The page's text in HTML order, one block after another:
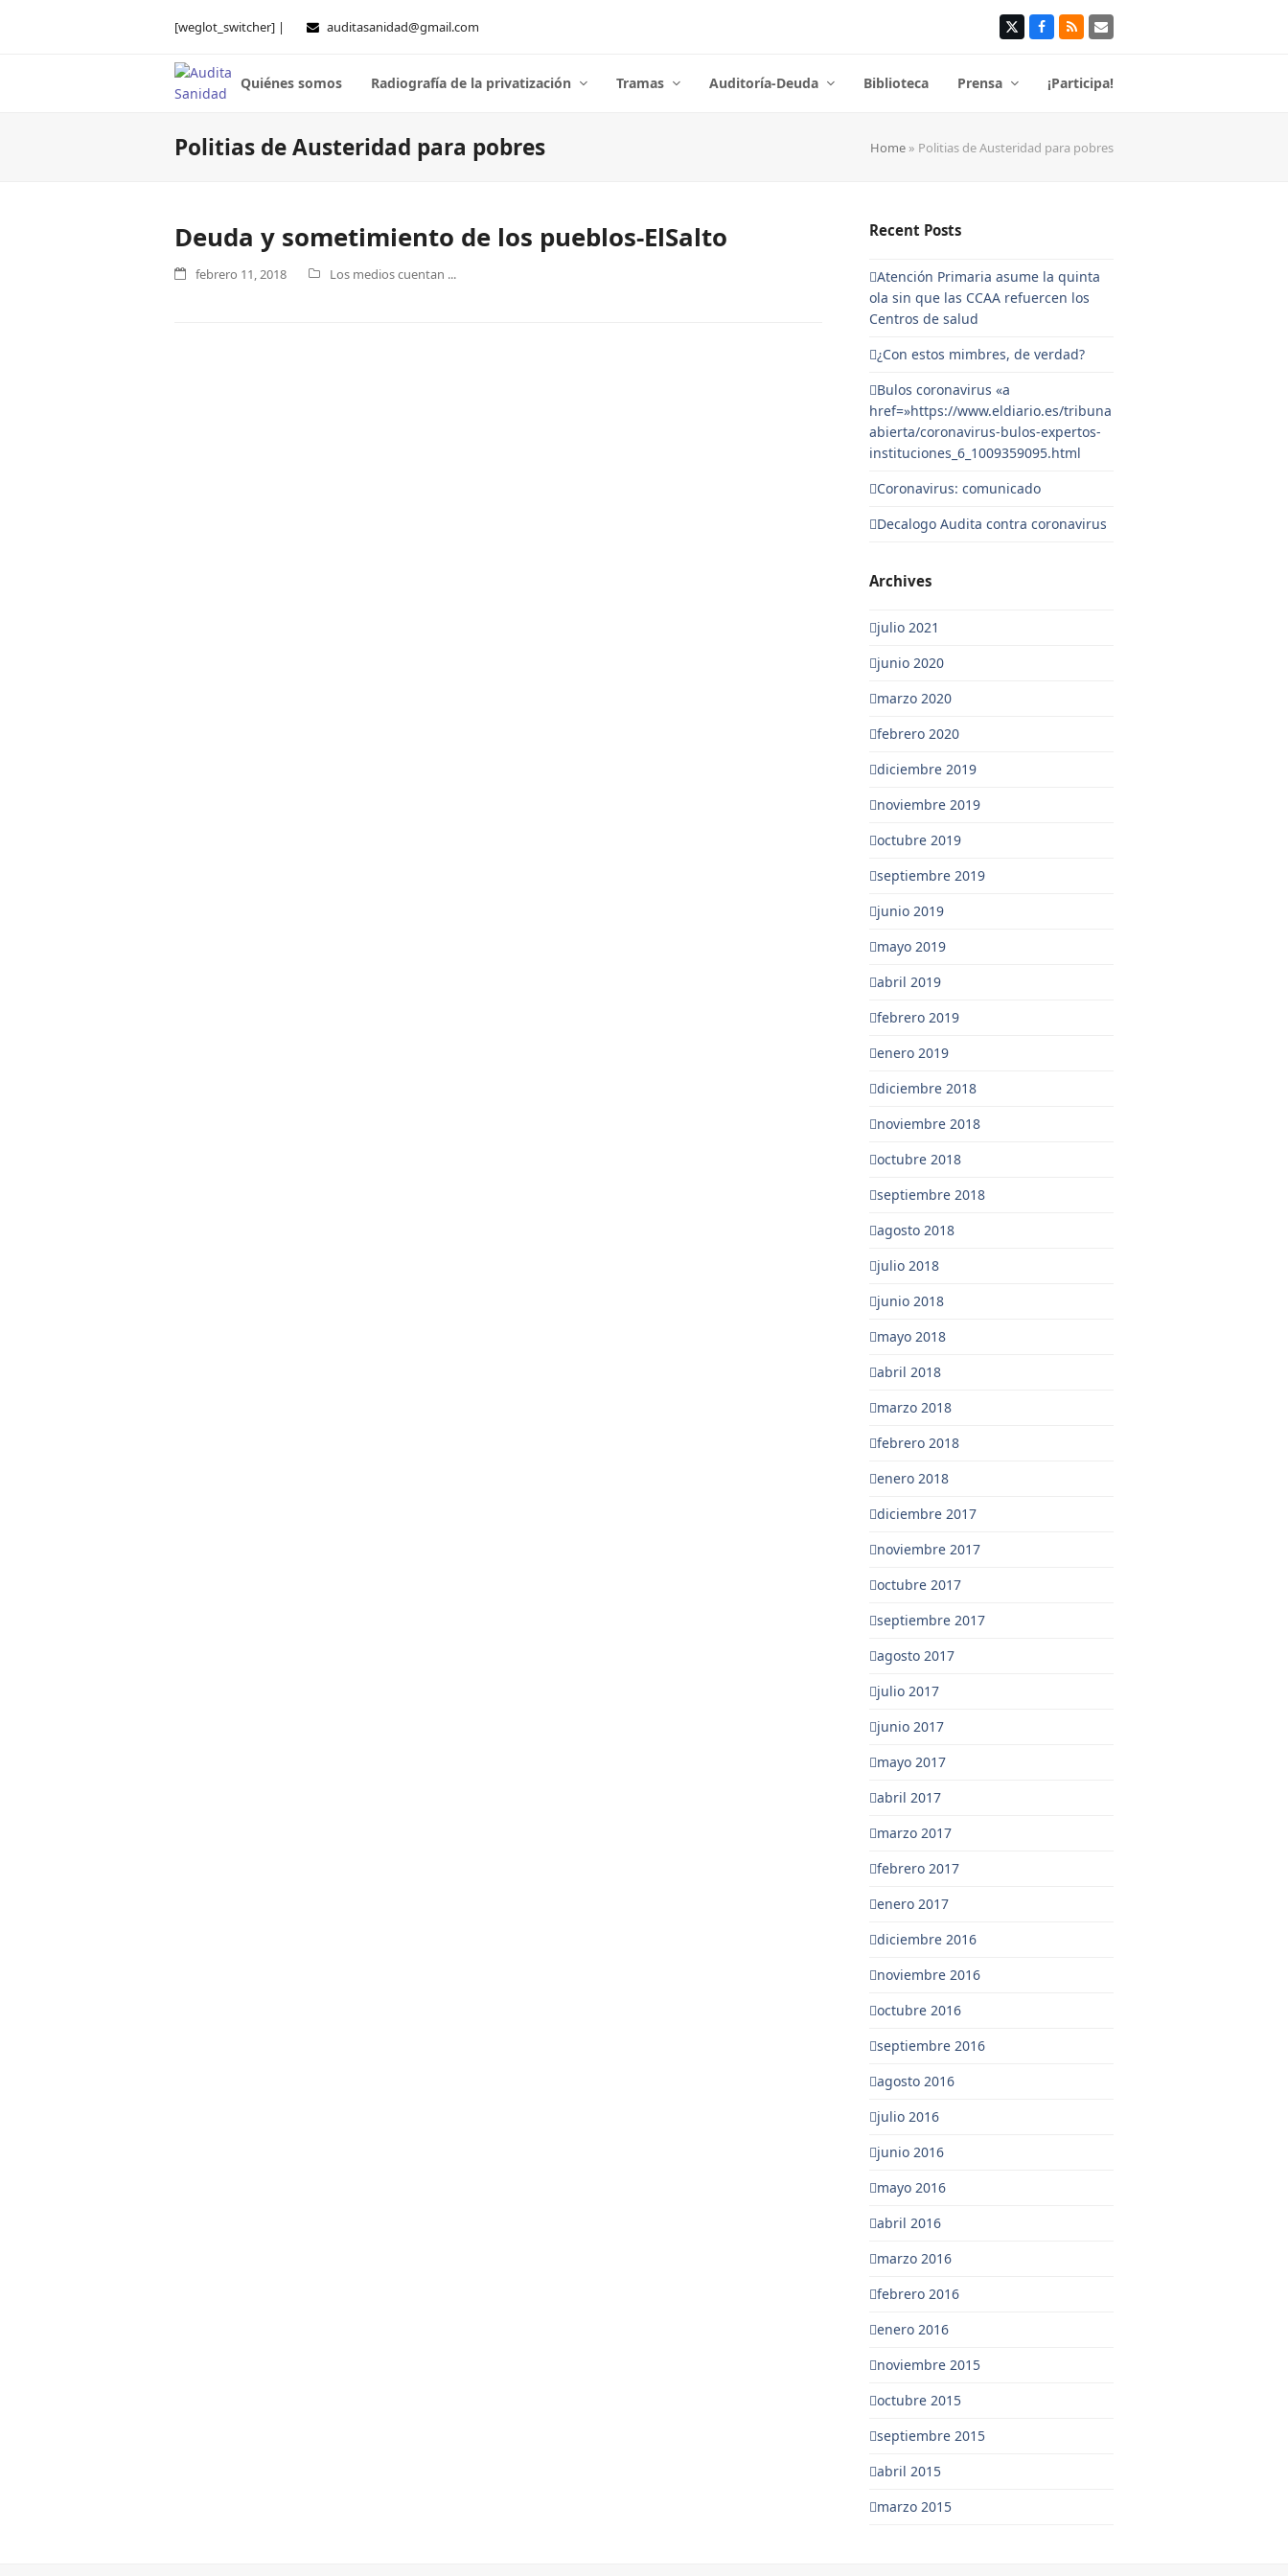
[weglot_switcher] | auditasanidad@gmail.com TwitterFacebook
RSS Correo
Quiénes somos Radiografía de la privatización Tramas Auditoría-Deuda Biblioteca Prensa ¡Participa!
Politias de Austeridad para pobres Home » Politias de Austeridad para pobres
Deuda y sometimiento de los pueblos-ElSalto
febrero 11, 2018 Los medios cuentan ...
Recent Posts
Atención Primaria asume la quinta
ola sin que las CCAA refuercen los
Centros de salud
¿Con estos mimbres, de verdad?
Bulos coronavirus «a
href=»https://www.eldiario.es/tribuna
abierta/coronavirus-bulos-expertos-
instituciones_6_1009359095.html
Coronavirus: comunicado
Decalogo Audita contra coronavirus
Archives
julio 2021
junio 2020
marzo 2020
febrero 2020
diciembre 2019
noviembre 2019
octubre 2019
septiembre 2019
junio 2019
mayo 2019
abril 2019
febrero 2019
enero 2019
diciembre 2018
noviembre 2018
octubre 2018
septiembre 2018
agosto 2018
julio 2018
junio 2018
mayo 2018
abril 2018
marzo 2018
febrero 2018
enero 2018
diciembre 2017
noviembre 2017
octubre 2017
septiembre 2017
agosto 2017
julio 2017
junio 2017
mayo 2017
abril 2017
marzo 2017
febrero 2017
enero 2017
diciembre 2016
noviembre 2016
octubre 2016
septiembre 2016
agosto 2016
julio 2016
junio 2016
mayo 2016
abril 2016
marzo 2016
febrero 2016
enero 2016
noviembre 2015
octubre 2015
septiembre 2015
abril 2015
marzo 2015